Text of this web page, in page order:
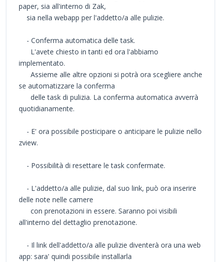
paper, sia all'interno di Zak,
sia nella webapp per l'addetto/a alle pulizie.
- Conferma automatica delle task.
L'avete chiesto in tanti ed ora l'abbiamo
implementato.
Assieme alle altre opzioni si potrà ora scegliere anche
se automatizzare la conferma
delle task di pulizia. La conferma automatica avverrà
quotidianamente.
- E' ora possibile posticipare o anticipare le pulizie nello
zview.
- Possibilità di resettare le task confermate.
- L'addetto/a alle pulizie, dal suo link, può ora inserire
delle note nelle camere
con prenotazioni in essere. Saranno poi visibili
all'interno del dettaglio prenotazione.
- Il link dell'addetto/a alle pulizie diventerà ora una web
app: sara' quindi possibile installarla